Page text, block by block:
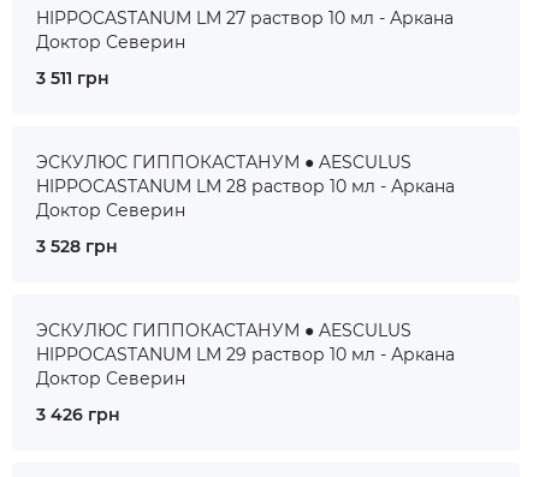
HIPPOCASTANUM LM 27 раствор 10 мл - Аркана
Доктор Северин
3 511 грн
ЭСКУЛЮС ГИППОКАСТАНУМ ● AESCULUS
HIPPOCASTANUM LM 28 раствор 10 мл - Аркана
Доктор Северин
3 528 грн
ЭСКУЛЮС ГИППОКАСТАНУМ ● AESCULUS
HIPPOCASTANUM LM 29 раствор 10 мл - Аркана
Доктор Северин
3 426 грн